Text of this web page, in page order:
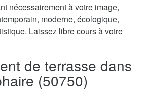
nécessairement à votre image,
moderne, écologique,
Laissez libre cours à votre
de terrasse dans
(50750)